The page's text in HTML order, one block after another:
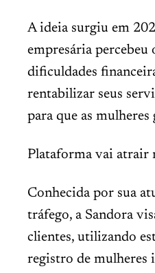
A ideia surgiu em
empresária percebeu
dificuldades
rentabilizar seus
para que as mulheres
Plataforma vai atrair
Conhecida por sua
tráfego, a Sandora
clientes, utilizando
registro de mulheres